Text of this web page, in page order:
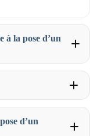
à la pose d’un
d’un